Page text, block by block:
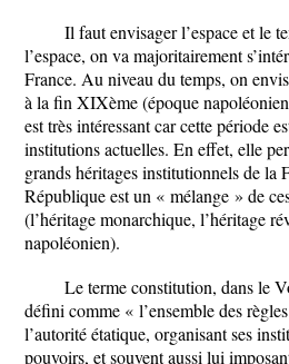
Il faut envisager l’espace et le
l’espace, on va majoritairement
France. Au niveau du temps, on
à la fin XIXème (époque
est très intéressant car cette période
institutions actuelles. En effet, elle
grands héritages institutionnels de la
République est un « mélange » de
(l’héritage monarchique, l’héritage
napoléonien).
Le terme constitution, dans le
défini comme « l’ensemble des
l’autorité étatique, organisant ses
pouvoirs, et souvent aussi lui